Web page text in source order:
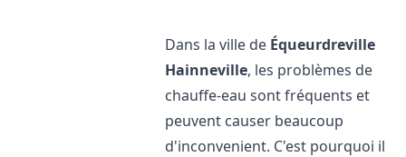
Dans la ville de Équeurdreville
Hainneville, les problèmes de
chauffe-eau sont fréquents et
peuvent causer beaucoup
d'inconvenient. C'est pourquoi il